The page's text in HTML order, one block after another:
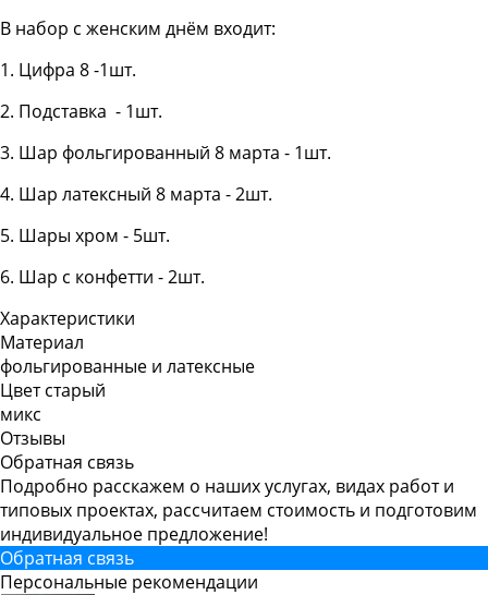
В набор с женским днём входит:
1. Цифра 8 -1шт.
2. Подставка - 1шт.
3. Шар фольгированный 8 марта - 1шт.
4. Шар латексный 8 марта - 2шт.
5. Шары хром - 5шт.
6. Шар с конфетти - 2шт.
Характеристики
Материал
фольгированные и латексные
Цвет старый
микс
Отзывы
Обратная связь
Подробно расскажем о наших услугах, видах работ и
типовых проектах, рассчитаем стоимость и подготовим
индивидуальное предложение!
Обратная связь
Персональные рекомендации